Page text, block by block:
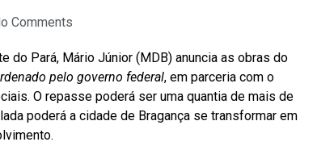
Comments
do Pará, Mário Júnior (MDB) anuncia as obras do
pelo governo federal, em parceria com o
O repasse poderá ser uma quantia de mais de
poderá a cidade de Bragança se transformar em